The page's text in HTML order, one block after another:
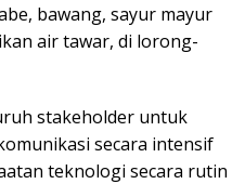
bawang, sayur mayur
air tawar, di lorong-
stakeholder untuk
secara intensif
teknologi secara rutin